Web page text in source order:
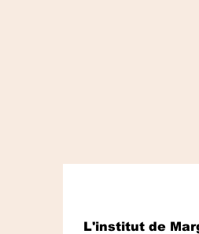
L'institut de